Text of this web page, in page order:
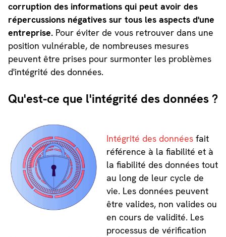
corruption des informations qui peut avoir des
répercussions négatives sur tous les aspects d'une
entreprise.Pour éviter de vous retrouver dans une
position vulnérable, de nombreuses mesures
peuvent être prises pour surmonter les problèmes
d'intégrité des données.
Qu'est-ce que l'intégrité des données ?
Intégrité des donnéesfait
référence à la fiabilité et à
la fiabilité des données tout
au long de leur cycle de
vie. Les données peuvent
être valides, non valides ou
en cours de validité. Les
processus de vérification